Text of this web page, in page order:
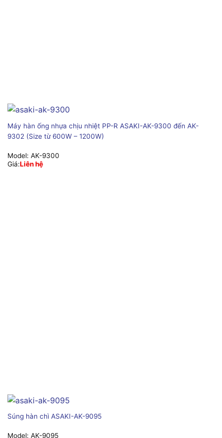
Máy hàn ống nhựa chịu nhiệt PP-R ASAKI-AK-9300 đến AK-
9302 (Size từ 600W – 1200W)
Model: AK-9300
Giá:Liên hệ
Súng hàn chì ASAKI-AK-9095
Model: AK-9095